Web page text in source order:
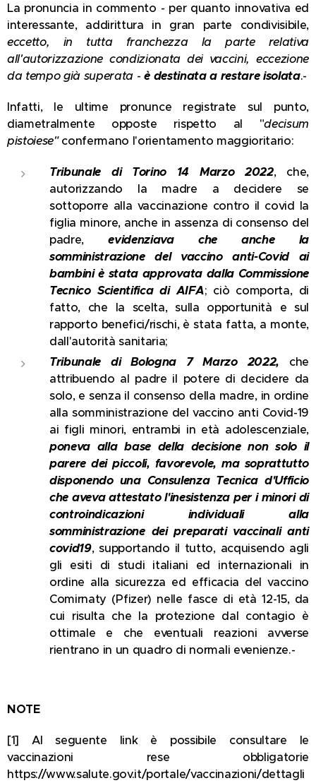
La pronuncia in commento - per quanto innovativa ed
interessante, addirittura in gran parte condivisibile,
eccetto, in tutta franchezza la parte relativa
all'autorizzazione condizionata dei vaccini, eccezione
da tempo già superata -è destinata a restare isolata.-
Infatti, le ultime pronunce registrate sul punto,
diametralmente opposte rispetto al "decisum
pistoiese"confermano l'orientamento maggioritario:
Tribunale di Torino 14 Marzo 2022, che,
autorizzando la madre a decidere se
sottoporre alla vaccinazione contro il covid la
figlia minore, anche in assenza di consenso del
padre,evidenziava che anche la
somministrazione del vaccino anti-Covid ai
bambini è stata approvata dalla Commissione
Tecnico Scientifica di AIFA; ciò comporta, di
fatto, che la scelta, sulla opportunità e sul
rapporto benefici/rischi, è stata fatta, a monte,
dall'autorità sanitaria;
Tribunale di Bologna 7 Marzo 2022, che
attribuendo al padre il potere di decidere da
solo, e senza il consenso della madre, in ordine
alla somministrazione del vaccino anti Covid-19
ai figli minori, entrambi in età adolescenziale,
poneva alla base della decisione non solo il
parere dei piccoli, favorevole, ma soprattutto
disponendo una Consulenza Tecnica d'Ufficio
che aveva attestato l'inesistenza per i minori di
controindicazioni individuali alla
somministrazione dei preparati vaccinali anti
covid19, supportando il tutto, acquisendo agli
gli esiti di studi italiani ed internazionali in
ordine alla sicurezza ed efficacia del vaccino
Comirnaty (Pfizer) nelle fasce di età 12-15, da
cui risulta che la protezione dal contagio è
ottimale e che eventuali reazioni avverse
rientrano in un quadro di normali evenienze.-
NOTE
[1] Al seguente link è possibile consultare le
vaccinazioni rese obbligatorie
https://www.salute.gov.it/portale/vaccinazioni/dettagli